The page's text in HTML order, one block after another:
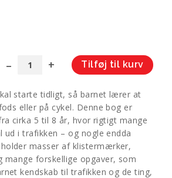
om
trafik
antal
Tilføj til kurv
A
starte tidligt, så barnet lærer at
eller på cykel. Denne bog er
cirka 5 til 8 år, hvor rigtigt mange
ud i trafikken – og nogle endda
masser af klistermærker,
mange forskellige opgaver, som
kendskab til trafikken og de ting,